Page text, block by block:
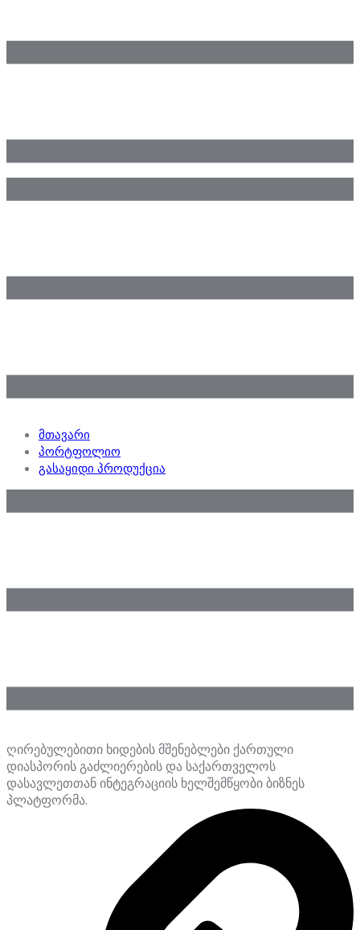
მთავარი
პორტფოლიო
გასაყიდი პროდუქცია
ღირებულებითი ხიდების მშენებლები ქართული
დიასპორის გაძლიერების და საქართველოს
დასავლეთთან ინტეგრაციის ხელშემწყობი ბიზნეს
პლატფორმა.